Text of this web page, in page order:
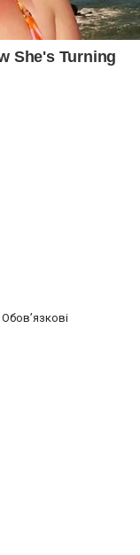
Обов’язкові